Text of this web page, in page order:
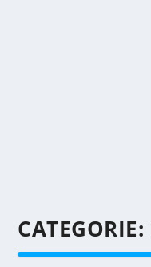
CATEGORIE: